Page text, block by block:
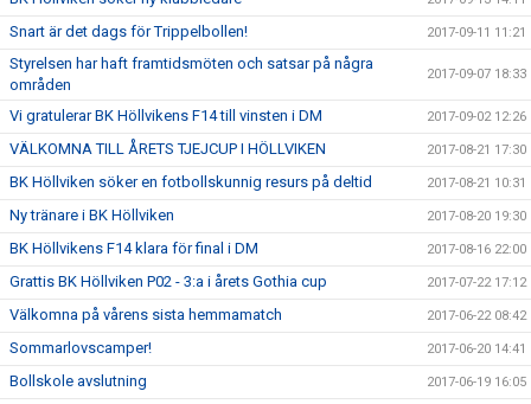
Snart är det dags för Trippelbollen! 2017-09-11 11:21
Styrelsen har haft framtidsmöten och satsar på några
områden
2017-09-07 18:33
Vi gratulerar BK Höllvikens F14 till vinsten i DM 2017-09-02 12:26
VÄLKOMNA TILL ÅRETS TJEJCUP I HÖLLVIKEN 2017-08-21 17:30
BK Höllviken söker en fotbollskunnig resurs på deltid 2017-08-21 10:31
Ny tränare i BK Höllviken 2017-08-20 19:30
BK Höllvikens F14 klara för final i DM 2017-08-16 22:00
Grattis BK Höllviken P02 - 3:a i årets Gothia cup 2017-07-22 17:12
Välkomna på vårens sista hemmamatch 2017-06-22 08:42
Sommarlovscamper! 2017-06-20 14:41
Bollskole avslutning 2017-06-19 16:05